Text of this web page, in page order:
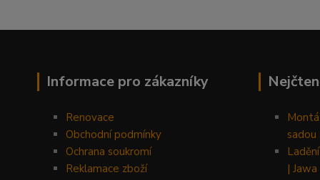
Informace pro zákazníky
Renovace
Obchodní podmínky
Ochrana soukromí
Reklamace zboží
sadou
|